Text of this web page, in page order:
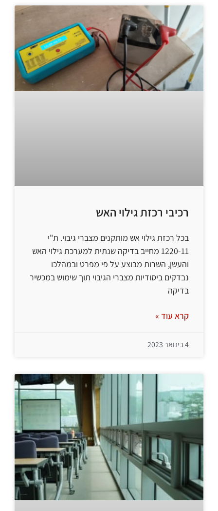
רכיבי רכזת גילוי האש
בכל רכזת גילוי אש מותקנים מצברי גיבוי. ת"י
1220-11 מחייב בדיקה שנתית למערכת גילוי האש
והעשן, השרות מבוצע על פי מפרט ובמהלכו
נבדקים ביסודיות מצברי הגיבוי תוך שימוש במכשיר
בדיקה
קרא עוד »
4 בינואר 2023